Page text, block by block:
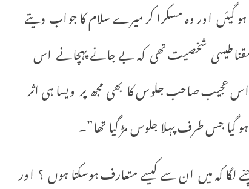
گیئں اور وہ مسکرا کر میرے سلام کا جواب دیتے
مقناطیسی شخصیت تھی کہ بے جانے پہچانے اس
اس عجیب صاحب جلوس کا بھی مجھ پر ویسا ہی اثر
گیا جس طرف پہلا جلوس مڑ گیا تھا”۔
کہ میں ان سے کیسے متعارف ہوسکتا ہوں ؟ اور